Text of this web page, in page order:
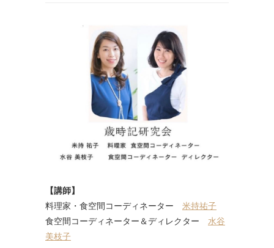
【講師】
料理家・食空間コーディネーター 米持祐子
食空間コーディネーター＆ディレクター 水谷
美枝子